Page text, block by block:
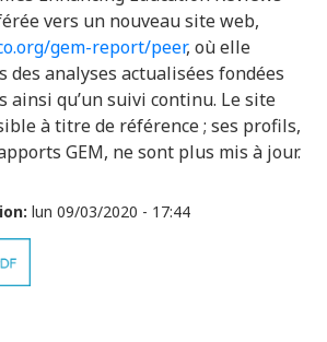
vers un nouveau site web,
gem-report/peer, où elle
des analyses actualisées fondées
ainsi qu’un suivi continu. Le site
à titre de référence ; ses profils,
GEM, ne sont plus mis à jour.
lun 09/03/2020 - 17:44